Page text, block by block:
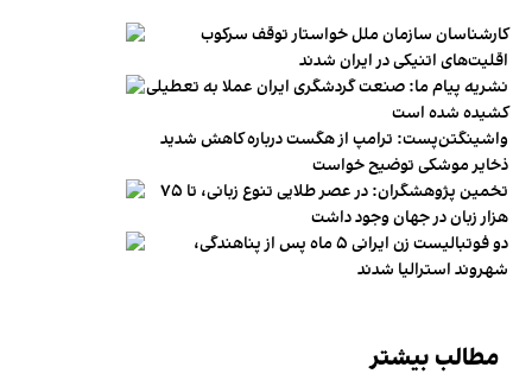
کارشناسان سازمان ملل خواستار توقف سرکوب
اقلیت‌های اتنیکی در ایران شدند
نشریه پیام ما: صنعت گردشگری ایران عملا به تعطیلی
کشیده شده است
واشینگتن‌پست: ترامپ از هگست درباره کاهش شدید
ذخایر موشکی توضیح خواست
تخمین پژوهشگران: در عصر طلایی تنوع زبانی، تا ۷۵
هزار زبان در جهان وجود داشت
دو فوتبالیست زن ایرانی ۵ ماه پس از پناهندگی،
شهروند استرالیا شدند
مطالب بیشتر